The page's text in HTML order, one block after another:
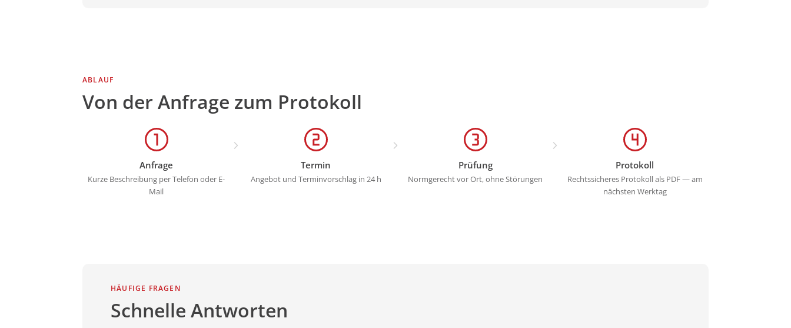
ABLAUF
Von der Anfrage zum Protokoll
Anfrage
Kurze Beschreibung per Telefon oder E-
Mail
Termin
Angebot und Terminvorschlag in 24 h
Prüfung
Normgerecht vor Ort, ohne Störungen
Protokoll
Rechtssicheres Protokoll als PDF — am
nächsten Werktag
HÄUFIGE FRAGEN
Schnelle Antworten